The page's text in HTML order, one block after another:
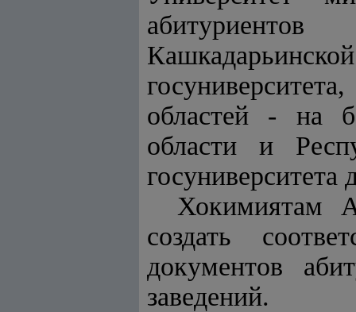
областей - на
области и
госуниверситета
Хокимиятам
создать
документов
заведений.